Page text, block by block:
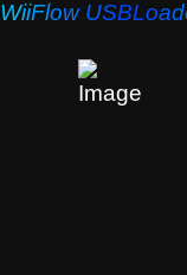
WiiFlow USBLoad